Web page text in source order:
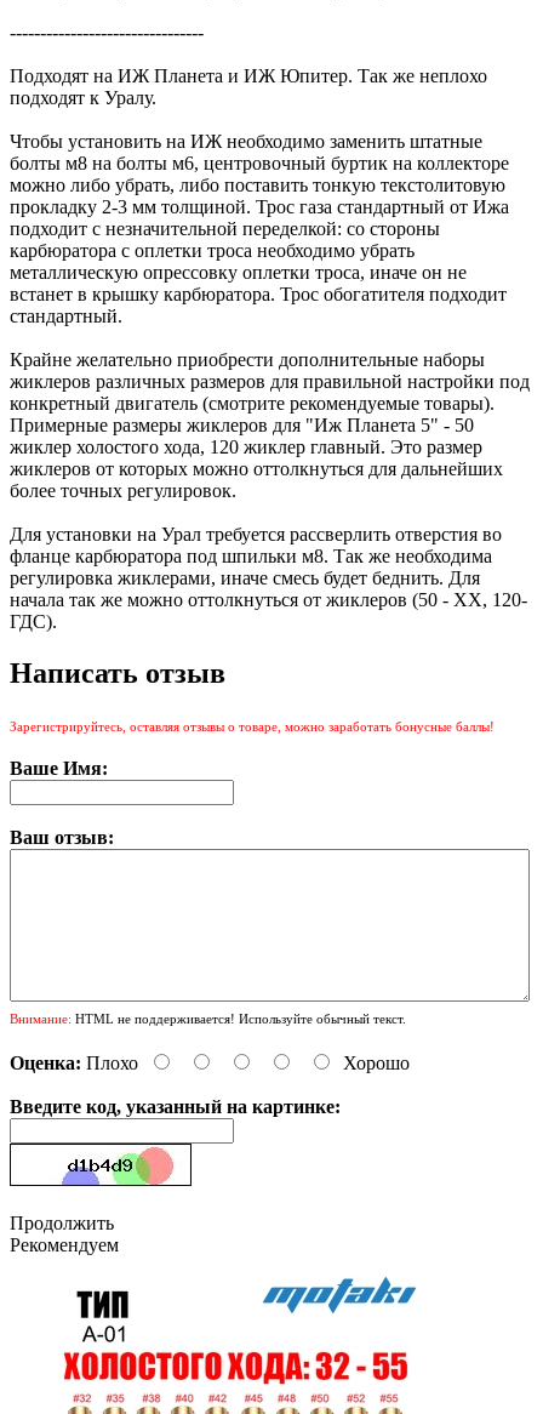
--------------------------------
Подходят на ИЖ Планета и ИЖ Юпитер. Так же неплохо
подходят к Уралу.
Чтобы установить на ИЖ необходимо заменить штатные
болты м8 на болты м6, центровочный буртик на коллекторе
можно либо убрать, либо поставить тонкую текстолитовую
прокладку 2-3 мм толщиной. Трос газа стандартный от Ижа
подходит с незначительной переделкой: со стороны
карбюратора с оплетки троса необходимо убрать
металлическую опрессовку оплетки троса, иначе он не
встанет в крышку карбюратора. Трос обогатителя подходит
стандартный.
Крайне желательно приобрести дополнительные наборы
жиклеров различных размеров для правильной настройки под
конкретный двигатель (смотрите рекомендуемые товары).
Примерные размеры жиклеров для "Иж Планета 5" - 50
жиклер холостого хода, 120 жиклер главный. Это размер
жиклеров от которых можно оттолкнуться для дальнейших
более точных регулировок.
Для установки на Урал требуется рассверлить отверстия во
фланце карбюратора под шпильки м8. Так же необходима
регулировка жиклерами, иначе смесь будет беднить. Для
начала так же можно оттолкнуться от жиклеров (50 - ХХ, 120-
ГДС).
Написать отзыв
Зарегистрируйтесь, оставляя отзывы о товаре, можно заработать бонусные баллы!
Ваше Имя:
Ваш отзыв:
Внимание: HTML не поддерживается! Используйте обычный текст.
Оценка: Плохо Хорошо
Введите код, указанный на картинке:
Продолжить
Рекомендуем